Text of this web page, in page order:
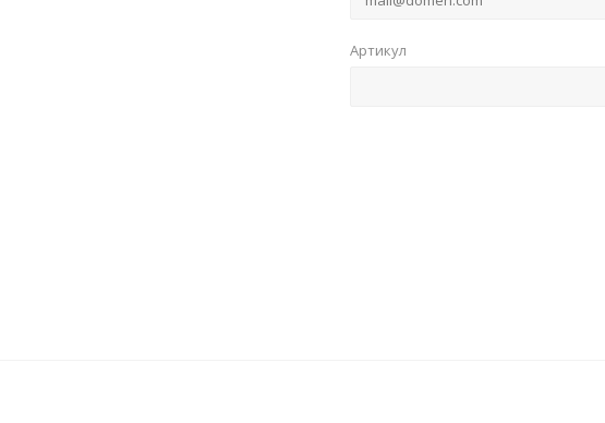
Артикул